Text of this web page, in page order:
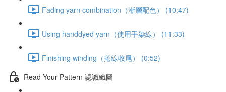
Fading yarn combination（漸層配色） (10:47)
Using handdyed yarn（使用手染線） (11:33)
Finishing winding（捲線收尾） (0:52)
Read Your Pattern 認識織圖